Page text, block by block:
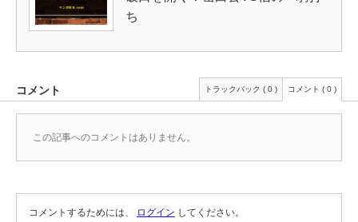
ち
コメント トラックバック ( 0 ) コメント ( 0 )
この記事へのコメントはありません。
コメントするためには、 ログイン してください。